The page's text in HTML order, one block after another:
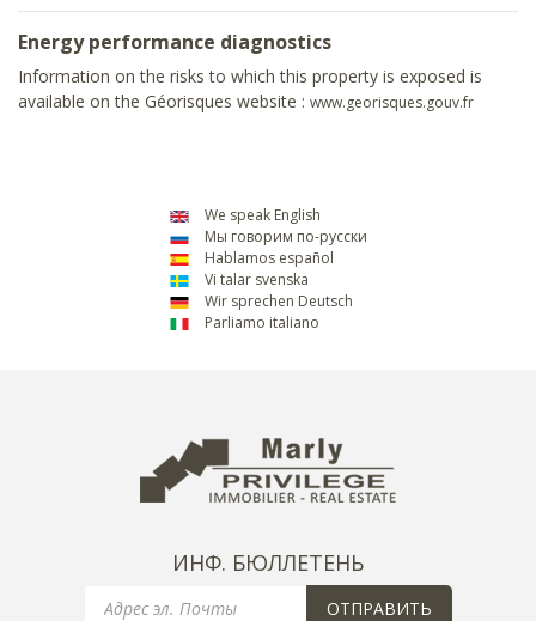
Energy performance diagnostics
Information on the risks to which this property is exposed is
available on the Géorisques website : www.georisques.gouv.fr
We speak English
Мы говорим по-русски
Hablamos español
Vi talar svenska
Wir sprechen Deutsch
Parliamo italiano
ИНФ. БЮЛЛЕТЕНЬ
Email
ОТПРАВИТЬ